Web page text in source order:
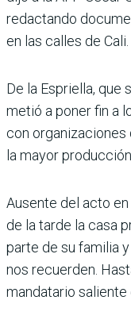
redac­tando
en las calles de Cali.
De la Espriella,
metió a poner fin a
con organizaciones
la mayor
Ausente del acto
de la tarde la casa
parte de su familia
nos recuerden.
man­datario saliente